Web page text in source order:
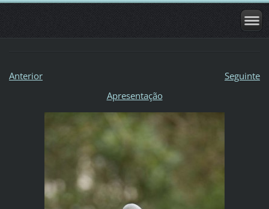
Anterior
Seguinte
Apresentação